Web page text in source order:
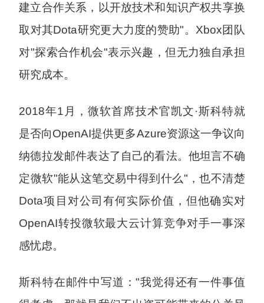
建立合作关系，以开放技术和知识产权共享换
取对其Dota研究更大力度的赞助"。Xbox团队
对"探索合作机会"表示兴趣，但无力独自承担
研究成本。
2018年1月，微软首席技术官凯文·斯科特就
是否向OpenAI提供更多Azure资源这一争议向
纳德拉发邮件表达了自己的看法。他坦言不确
定微软"能从这笔交易中得到什么"，也不清楚
Dota项目对公司有何实际价值，但他确实对
OpenAI转投微软最大云计算竞争对手一事深
感忧虑。
斯科特在邮件中写道："我觉得还有一件事值